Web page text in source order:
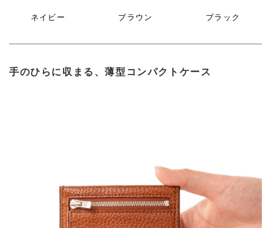
ネイビー ブラウン ブラック
手のひらに収まる、薄型コンパクトケース